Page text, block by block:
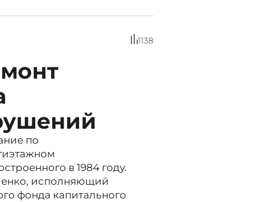
1138
по
в 1984 году.
исполняющий
фонда капитального